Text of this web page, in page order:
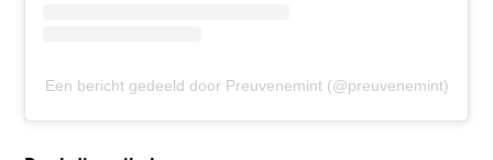
Een bericht gedeeld door Preuvenemint (@preuvenemint)